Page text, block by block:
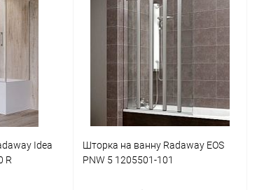
Сравнение
В корзину
Купить в 1 клик Сравнение
В избранное Под заказ
Idea
R
Шторка на ванну Radaway EOS
PNW 5 1205501-101